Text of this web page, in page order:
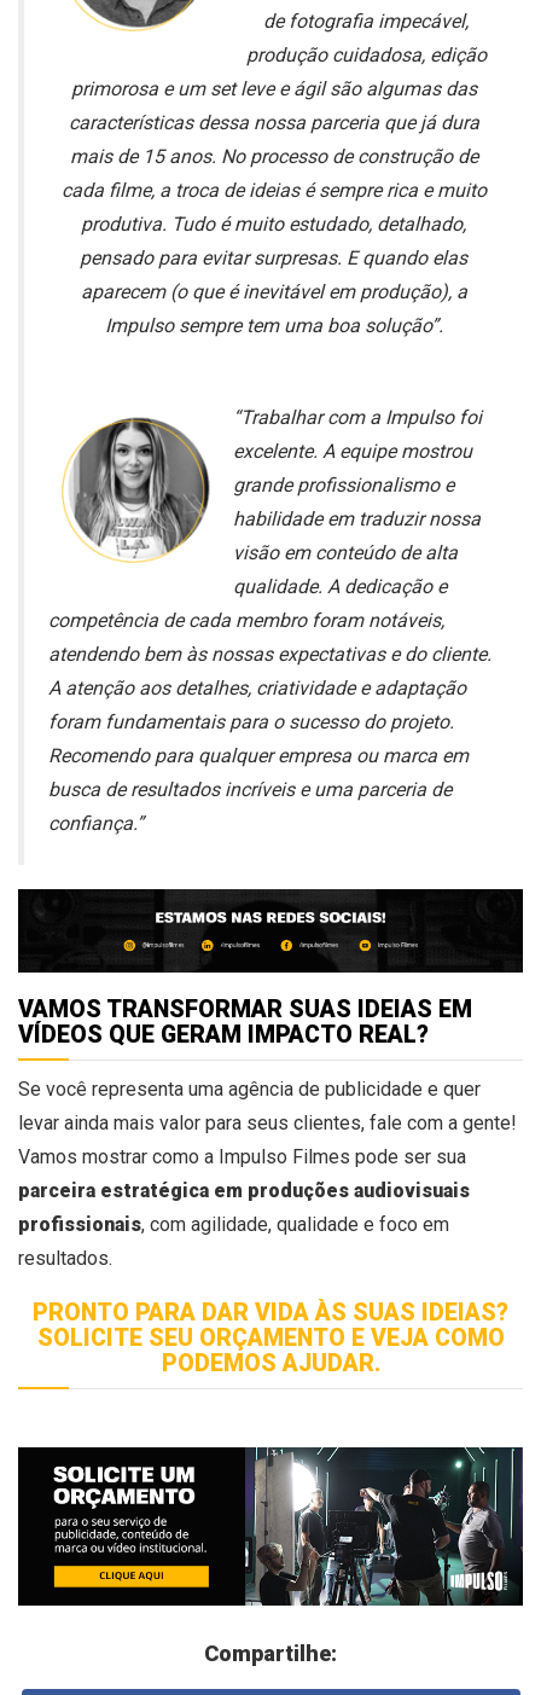
de fotografia impecável,
produção cuidadosa, edição
primorosa e um set leve e ágil são algumas das
características dessa nossa parceria que já dura
mais de 15 anos. No processo de construção de
cada filme, a troca de ideias é sempre rica e muito
produtiva. Tudo é muito estudado, detalhado,
pensado para evitar surpresas. E quando elas
aparecem (o que é inevitável em produção), a
Impulso sempre tem uma boa solução”.
“Trabalhar com a Impulso foi
excelente. A equipe mostrou
grande profissionalismo e
habilidade em traduzir nossa
visão em conteúdo de alta
qualidade. A dedicação e
competência de cada membro foram notáveis,
atendendo bem às nossas expectativas e do cliente.
A atenção aos detalhes, criatividade e adaptação
foram fundamentais para o sucesso do projeto.
Recomendo para qualquer empresa ou marca em
busca de resultados incríveis e uma parceria de
confiança.”
VAMOS TRANSFORMAR SUAS IDEIAS EM
VÍDEOS QUE GERAM IMPACTO REAL?
Se você representa uma agência de publicidade e quer
levar ainda mais valor para seus clientes, fale com a gente!
Vamos mostrar como a Impulso Filmes pode ser sua
parceira estratégica em produções audiovisuais
profissionais, com agilidade, qualidade e foco em
resultados.
PRONTO PARA DAR VIDA ÀS SUAS IDEIAS?
SOLICITE SEU ORÇAMENTO E VEJA COMO
PODEMOS AJUDAR.
Compartilhe: